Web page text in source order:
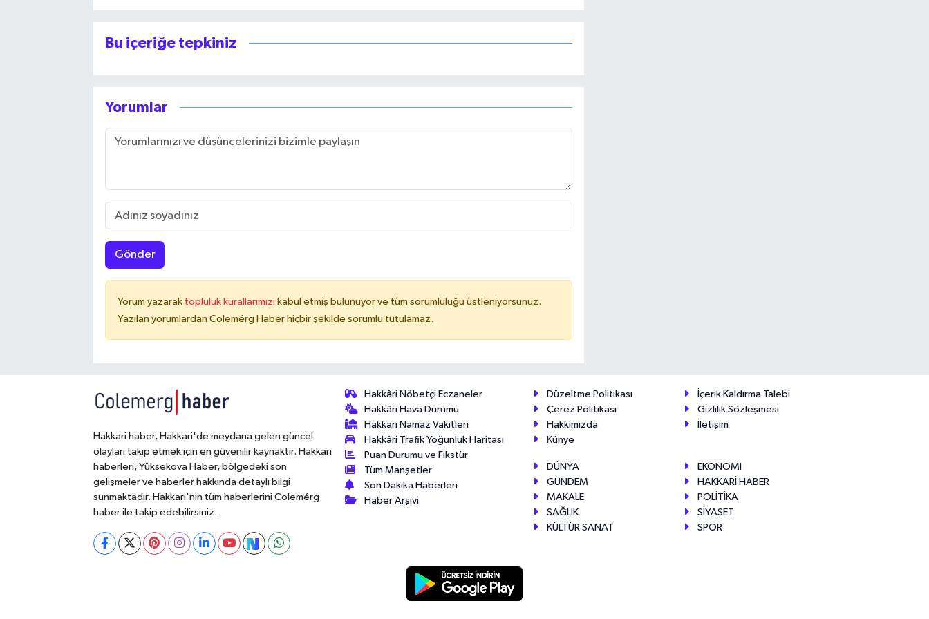
Bu içeriğe tepkiniz
Yorumlar
Gönder
Yorum yazarak topluluk kurallarımızı kabul etmiş bulunuyor ve tüm sorumluluğu üstleniyorsunuz.
Yazılan yorumlardan Colemérg Haber hiçbir şekilde sorumlu tutulamaz.
Hakkari haber, Hakkari'de meydana gelen güncel
olayları takip etmek için en güvenilir kaynaktır. Hakkari
haberleri, Yüksekova Haber, bölgedeki son
gelişmeler ve haberler hakkında detaylı bilgi
sunmaktadır. Hakkari'nin tüm haberlerini Colemérg
haber ile takip edebilirsiniz.
Hakkâri Nöbetçi Eczaneler
Hakkâri Hava Durumu
Hakkari Namaz Vakitleri
Hakkâri Trafik Yoğunluk Haritası
Puan Durumu ve Fikstür
Tüm Manşetler
Son Dakika Haberleri
Haber Arşivi
Düzeltme Politikası
İçerik Kaldırma Talebi
Çerez Politikası
Gizlilik Sözleşmesi
Hakkımızda
İletişim
Künye
DÜNYA
EKONOMİ
GÜNDEM
HAKKARİ HABER
MAKALE
POLİTİKA
SAĞLIK
SİYASET
KÜLTÜR SANAT
SPOR